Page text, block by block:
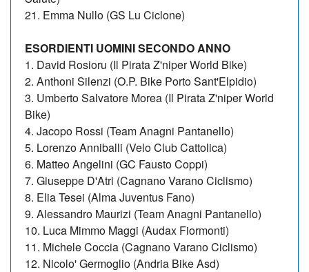
21. Emma Nullo (GS Lu Ciclone)
ESORDIENTI UOMINI SECONDO ANNO
1. David Rosioru (Il Pirata Z'niper World Bike)
2. Anthoni Silenzi (O.P. Bike Porto Sant'Elpidio)
3. Umberto Salvatore Morea (Il Pirata Z'niper World
Bike)
4. Jacopo Rossi (Team Anagni Pantanello)
5. Lorenzo Anniballi (Velo Club Cattolica)
6. Matteo Angelini (GC Fausto Coppi)
7. Giuseppe D'Atri (Cagnano Varano Ciclismo)
8. Elia Tesei (Alma Juventus Fano)
9. Alessandro Maurizi (Team Anagni Pantanello)
10. Luca Mimmo Maggi (Audax Fiormonti)
11. Michele Coccia (Cagnano Varano Ciclismo)
12. Nicolo' Germoglio (Andria Bike Asd)